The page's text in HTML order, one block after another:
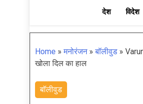
देश विदेश
Home »मनोरंजन»बॉलीवुड »
खोला दिल का हाल
बॉलीवुड